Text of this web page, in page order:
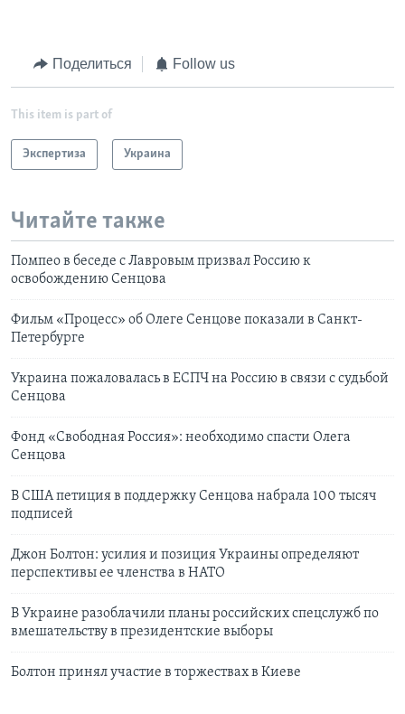
Поделиться Follow us
This item is part of
Экспертиза Украина
Читайте также
Помпео в беседе с Лавровым призвал Россию к
освобождению Сенцова
Фильм «Процесс» об Олеге Сенцове показали в Санкт-
Петербурге
Украина пожаловалась в ЕСПЧ на Россию в связи с судьбой
Сенцова
Фонд «Свободная Россия»: необходимо спасти Олега
Сенцова
В США петиция в поддержку Сенцова набрала 100 тысяч
подписей
Джон Болтон: усилия и позиция Украины определяют
перспективы ее членства в НАТО
В Украине разоблачили планы российских спецслужб по
вмешательству в президентские выборы
Болтон принял участие в торжествах в Киеве